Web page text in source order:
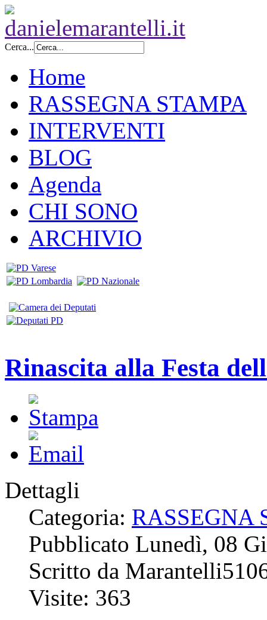
Cerca...
Home
RASSEGNA STAMPA
INTERVENTI
BLOG
Agenda
CHI SONO
ARCHIVIO
Rinascita alla Festa
Dettagli
Categoria: RASSEGNA
Pubblicato Lunedì, 08
Scritto da
Visite: 363